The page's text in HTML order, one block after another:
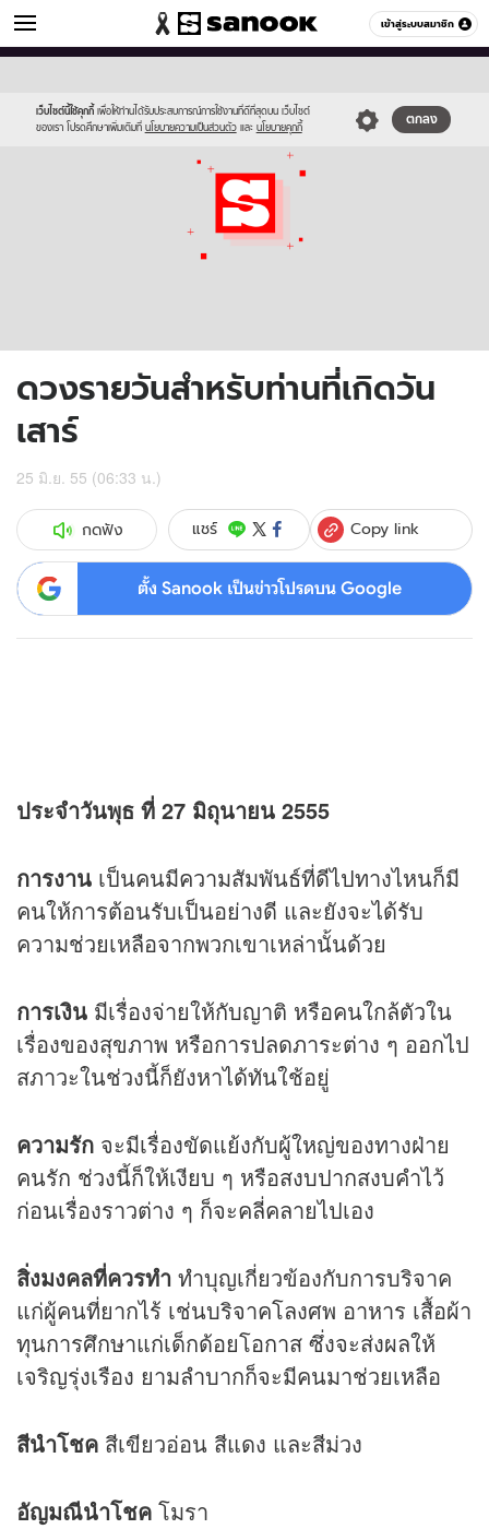
เข้าสู่ระบบสมาชิก
ดูดวง หมวดอื่นๆ
เว็บไซต์นี้ใช้คุกกี้ เพื่อให้ท่านได้รับประสบการณ์การใช้งานที่ดีที่สุดบน เว็บไซต์
ของเรา โปรดศึกษาเพิ่มเติมที่ นโยบายความเป็นส่วนตัว และ นโยบายคุกกี้
ตกลง
sanook.png
ดวงรายวันสำหรับท่านที่เกิดวัน
เสาร์
25 มิ.ย. 55 (06:33 น.)
กดฟัง แชร์ Copy link
ตั้ง Sanook เป็นข่าวโปรดบน Google
ประจำวันพุธ ที่ 27 มิถุนายน 2555
การงาน เป็นคนมีความสัมพันธ์ที่ดีไปทางไหนก็มี
คนให้การต้อนรับเป็นอย่างดี และยังจะได้รับ
ความช่วยเหลือจากพวกเขาเหล่านั้นด้วย
การเงิน มีเรื่องจ่ายให้กับญาติ หรือคนใกล้ตัวใน
เรื่องของสุขภาพ หรือการปลดภาระต่าง ๆ ออกไป
สภาวะในช่วงนี้ก็ยังหาได้ทันใช้อยู่
ความรัก จะมีเรื่องขัดแย้งกับผู้ใหญ่ของทางฝ่าย
คนรัก ช่วงนี้ก็ให้เงียบ ๆ หรือสงบปากสงบคำไว้
ก่อนเรื่องราวต่าง ๆ ก็จะคลี่คลายไปเอง
สิ่งมงคลที่ควรทำ ทำบุญเกี่ยวข้องกับการบริจาค
แก่ผู้คนที่ยากไร้ เช่นบริจาคโลงศพ อาหาร เสื้อผ้า
ทุนการศึกษาแก่เด็กด้อยโอกาส ซึ่งจะส่งผลให้
เจริญรุ่งเรือง ยามลำบากก็จะมีคนมาช่วยเหลือ
สีนำโชค สีเขียวอ่อน สีแดง และสีม่วง
อัญมณีนำโชค โมรา